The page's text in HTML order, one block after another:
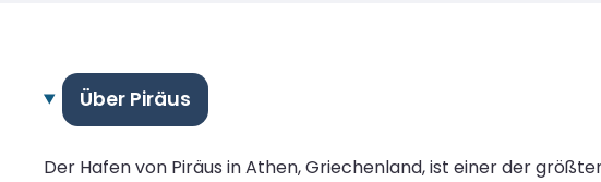
Über Piräus
Der Hafen von Piräus in Athen, Griechenland, ist einer der